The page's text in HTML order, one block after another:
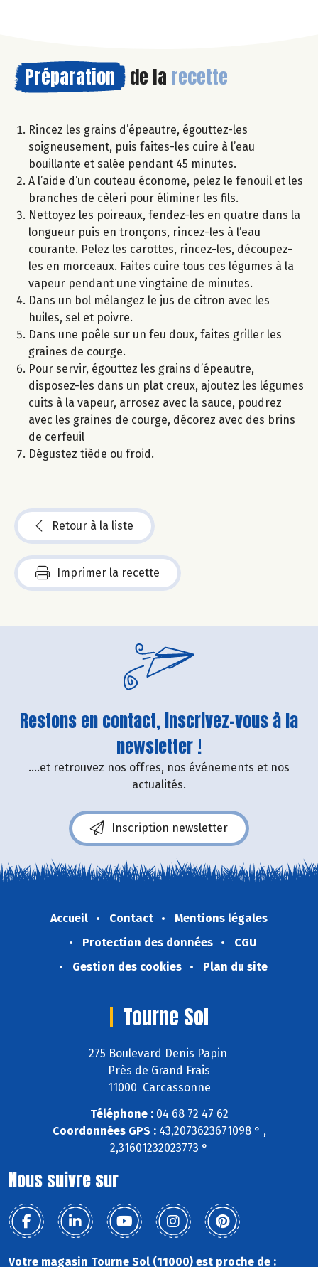
Préparation de la recette
Rincez les grains d’épeautre, égouttez-les
soigneusement, puis faites-les cuire à l’eau
bouillante et salée pendant 45 minutes.
A l’aide d’un couteau économe, pelez le fenouil et les
branches de cèleri pour éliminer les fils.
Nettoyez les poireaux, fendez-les en quatre dans la
longueur puis en tronçons, rincez-les à l’eau
courante. Pelez les carottes, rincez-les, découpez-
les en morceaux. Faites cuire tous ces légumes à la
vapeur pendant une vingtaine de minutes.
Dans un bol mélangez le jus de citron avec les
huiles, sel et poivre.
Dans une poêle sur un feu doux, faites griller les
graines de courge.
Pour servir, égouttez les grains d’épeautre,
disposez-les dans un plat creux, ajoutez les légumes
cuits à la vapeur, arrosez avec la sauce, poudrez
avec les graines de courge, décorez avec des brins
de cerfeuil
Dégustez tiède ou froid.
Retour à la liste
Imprimer la recette
Restons en contact, inscrivez-vous à la
newsletter !
....et retrouvez nos offres, nos événements et nos
actualités.
Inscription newsletter
Accueil Contact
Mentions légales
Protection des données
CGU
Gestion des cookies
Plan du site
Tourne Sol
275 Boulevard Denis Papin
Près de Grand Frais
11000 Carcassonne
Téléphone :04 68 72 47 62
Coordonnées GPS :43,2073623671098 ° ,
2,31601232023773 °
Nous suivre sur
Votre magasin Tourne Sol (11000) est proche de :